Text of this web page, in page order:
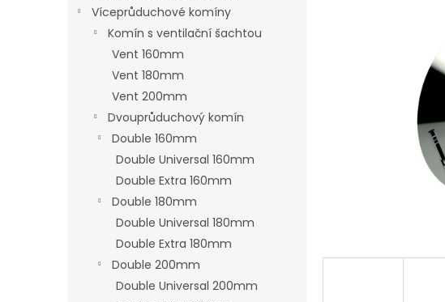
Víceprůduchové komíny
Komín s ventilační šachtou
Vent 160mm
Vent 180mm
Vent 200mm
Dvouprůduchový komín
Double 160mm
Double Universal 160mm
Double Extra 160mm
Double 180mm
Double Universal 180mm
Double Extra 180mm
Double 200mm
Double Universal 200mm